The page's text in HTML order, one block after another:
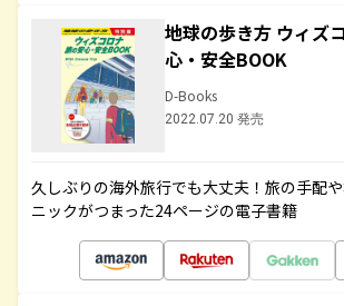
地球の歩き方 ウィズ
心・安全BOOK
D-Books
2022.07.20 発売
久しぶりの海外旅行でも大丈夫！旅の手配
ニックがつまった24ページの電子書籍